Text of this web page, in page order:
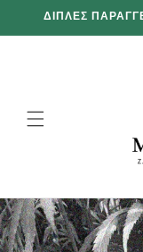
προχωρήστε
στο
ΔΙΠΛΕΣ